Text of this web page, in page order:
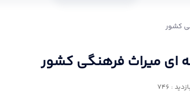
کشور
ای میراث فرهنگی کشور
: 746